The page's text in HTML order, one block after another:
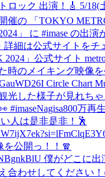
ロック 出演！🎸 5/18(
催の 「TOKYO
」 に #imase の出演
詳細は公式サイトをチ
2024」公式サイト
時のメイキング映像
Circle Chart
光した様子が見れち
#imaseNagisa800万再
人は是非是非！🕺
公開っ！！🧣
僕がどこに
合わせしてください